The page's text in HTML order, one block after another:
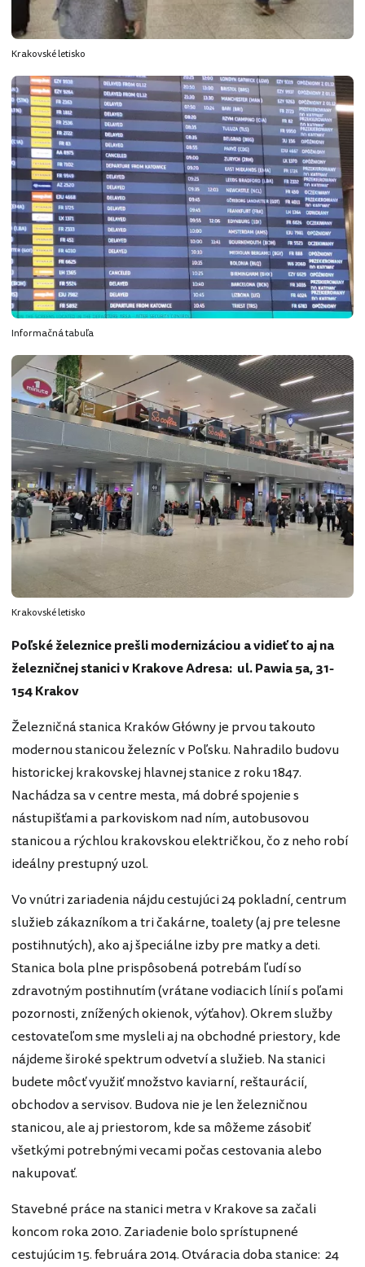
Krakovské letisko
Informačná tabuľa
Krakovské letisko
Poľské železnice prešli modernizáciou a vidieť to aj na
železničnej stanici v Krakove Adresa: ul. Pawia 5a, 31-
154 Krakov
Železničná stanica Kraków Główny je prvou takouto
modernou stanicou železníc v Poľsku. Nahradilo budovu
historickej krakovskej hlavnej stanice z roku 1847.
Nachádza sa v centre mesta, má dobré spojenie s
nástupišťami a parkoviskom nad ním, autobusovou
stanicou a rýchlou krakovskou električkou, čo z neho robí
ideálny prestupný uzol.
Vo vnútri zariadenia nájdu cestujúci 24 pokladní, centrum
služieb zákazníkom a tri čakárne, toalety (aj pre telesne
postihnutých), ako aj špeciálne izby pre matky a deti.
Stanica bola plne prispôsobená potrebám ľudí so
zdravotným postihnutím (vrátane vodiacich línií s poľami
pozornosti, znížených okienok, výťahov). Okrem služby
cestovateľom sme mysleli aj na obchodné priestory, kde
nájdeme široké spektrum odvetví a služieb. Na stanici
budete môcť využiť množstvo kaviarní, reštaurácií,
obchodov a servisov. Budova nie je len železničnou
stanicou, ale aj priestorom, kde sa môžeme zásobiť
všetkými potrebnými vecami počas cestovania alebo
nakupovať.
Stavebné práce na stanici metra v Krakove sa začali
koncom roka 2010. Zariadenie bolo sprístupnené
cestujúcim 15. februára 2014. Otváracia doba stanice: 24